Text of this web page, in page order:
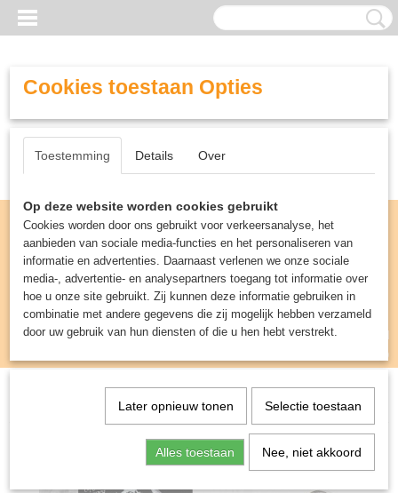
Inloggen Registreren
UW WINKELWAGEN
(0)
Miniature Gaming>City States: Polemarch
Cookies toestaan Opties
Toestemming Details Over
Op deze website worden cookies gebruikt
Cookies worden door ons gebruikt voor verkeersanalyse, het
aanbieden van sociale media-functies en het personaliseren van
informatie en advertenties. Daarnaast verlenen we onze sociale
media-, advertentie- en analysepartners toegang tot informatie over
hoe u onze site gebruikt. Zij kunnen deze informatie gebruiken in
combinatie met andere gegevens die zij mogelijk hebben verzameld
door uw gebruik van hun diensten of die u hen hebt verstrekt.
Later opnieuw tonen Selectie toestaan
Alles toestaan Nee, niet akkoord